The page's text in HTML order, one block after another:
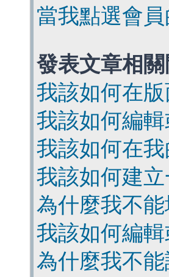
當我點選會
發表文章相關
我該如何在
我該如何編
我該如何在
我該如何建立
為什麼我不
我該如何編
為什麼我不